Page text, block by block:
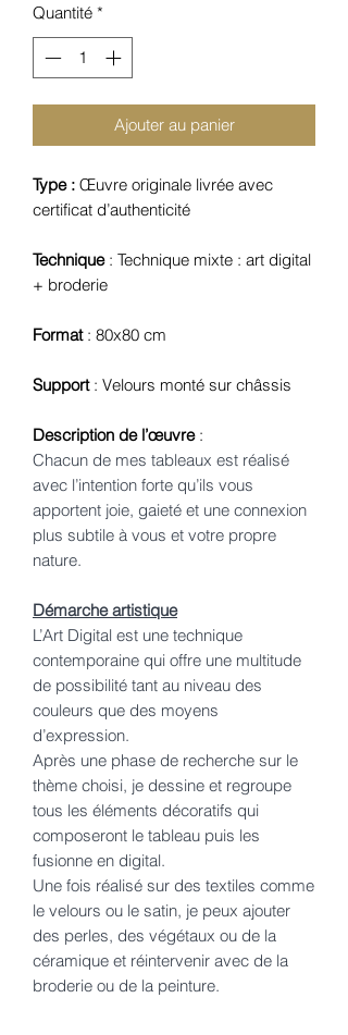
Quantité *
Ajouter au panier
Type : Œuvre originale livrée avec
certificat d’authenticité
Technique : Technique mixte : art digital
+ broderie
Format : 80x80 cm
Support : Velours monté sur châssis
Description de l’œuvre :
Chacun de mes tableaux est réalisé
avec l’intention forte qu’ils vous
apportent joie, gaieté et une connexion
plus subtile à vous et votre propre
nature.
Démarche artistique
L’Art Digital est une technique
contemporaine qui offre une multitude
de possibilité tant au niveau des
couleurs que des moyens
d’expression.
Après une phase de recherche sur le
thème choisi, je dessine et regroupe
tous les éléments décoratifs qui
composeront le tableau puis les
fusionne en digital.
Une fois réalisé sur des textiles comme
le velours ou le satin, je peux ajouter
des perles, des végétaux ou de la
céramique et réintervenir avec de la
broderie ou de la peinture.